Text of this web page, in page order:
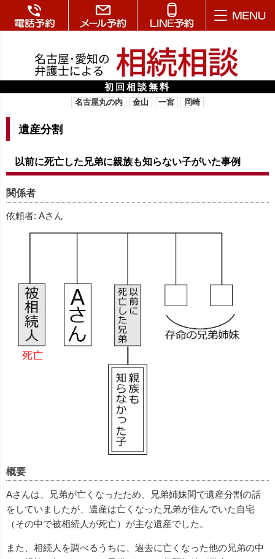
初回相談無料
名古屋丸の内 金山 一宮 岡崎
遺産分割
以前に死亡した兄弟に親族も知らない子がいた事例
関係者
依頼者: Aさん
概要
Aさんは、兄弟が亡くなったため、兄弟姉妹間で遺産分割の話
をしていましたが、遺産は亡くなった兄弟が住んでいた自宅
（その中で被相続人が死亡）が主な遺産でした。
また、相続人を調べるうちに、過去に亡くなった他の兄弟の中